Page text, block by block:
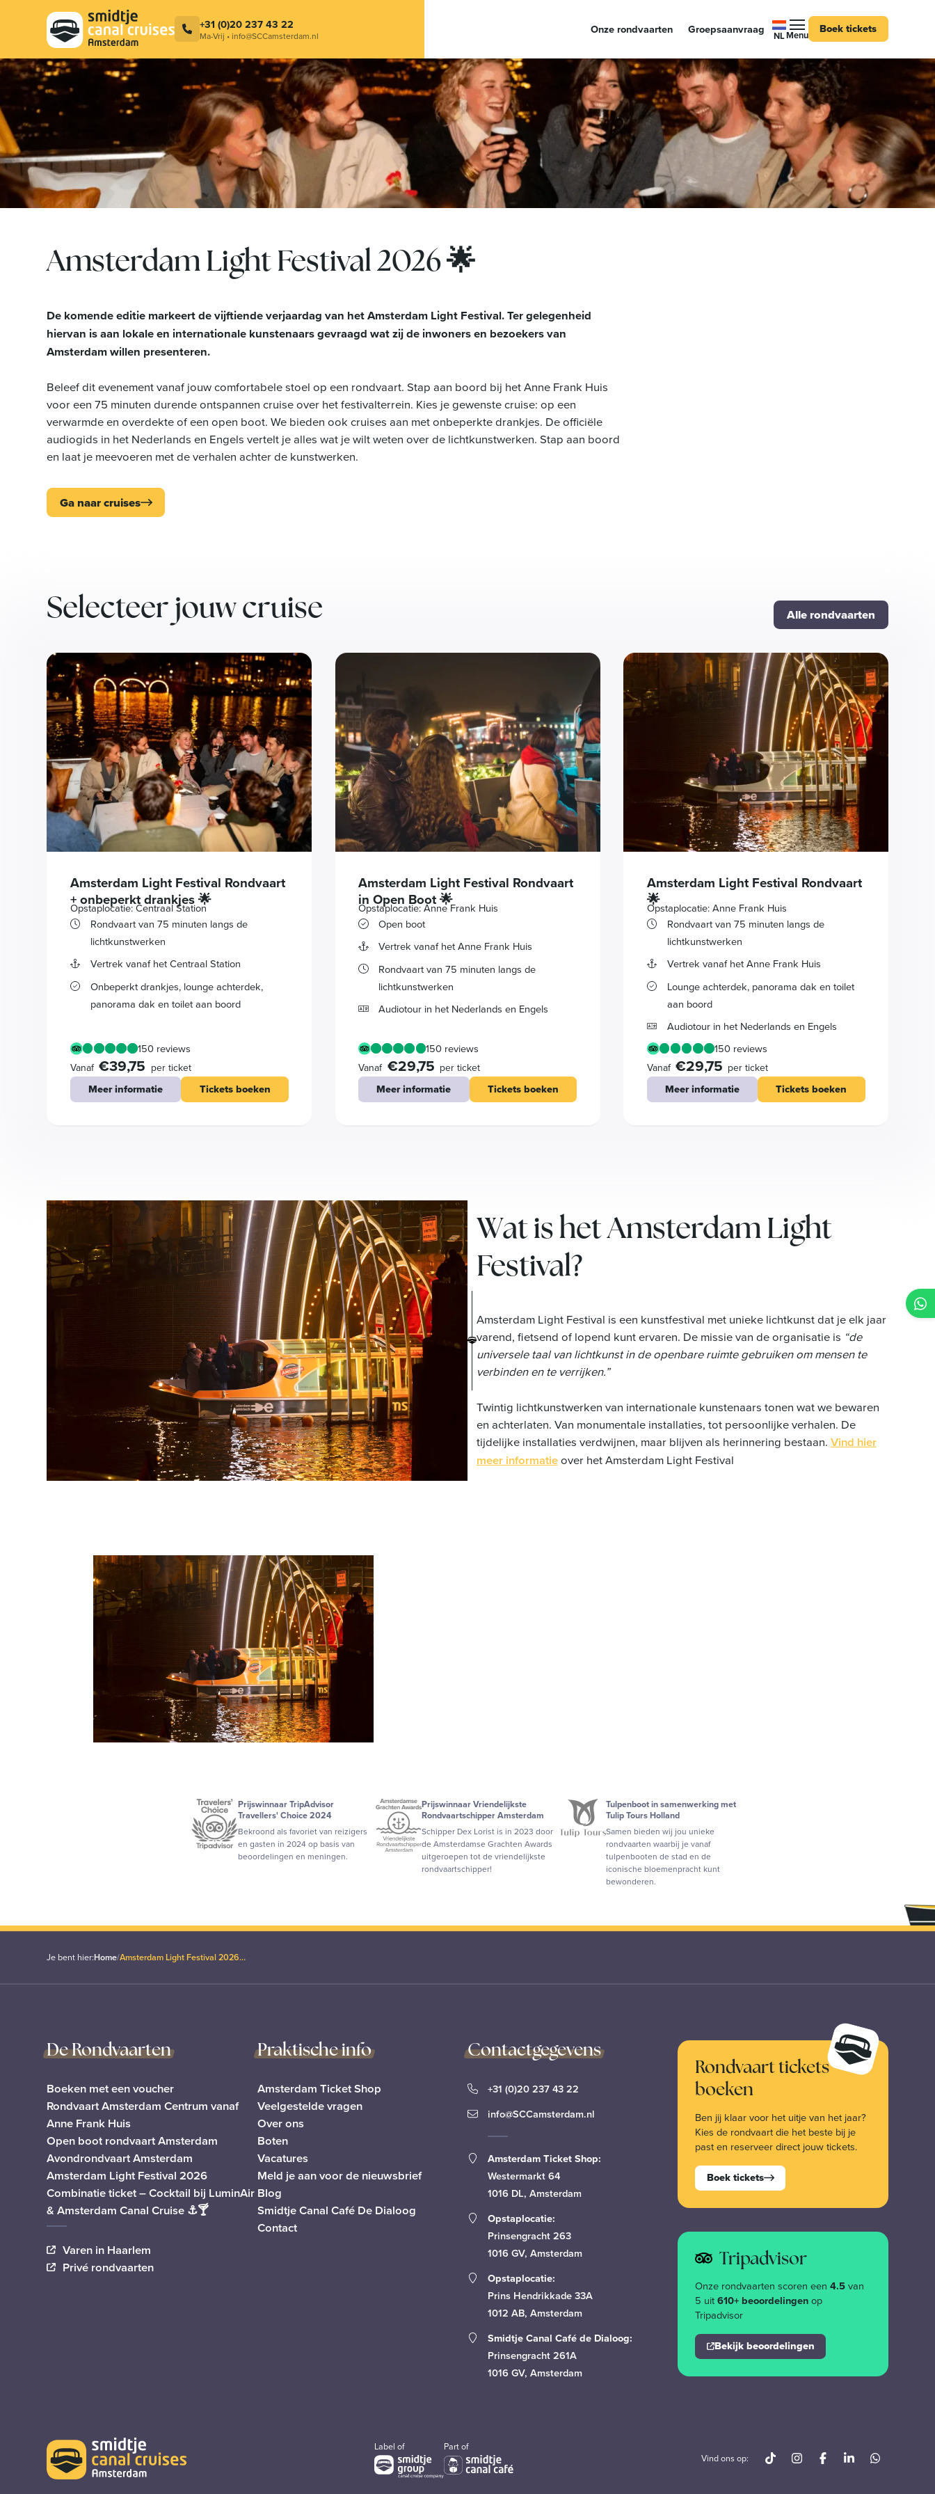
+31 (0)20 237 43 22
Ma-Vrij • info@SCCamsterdam.nl Onze rondvaarten Groepsaanvraag NLMenu Boek tickets
Amsterdam Light Festival 2026 🌟
De komende editie markeert de vijftiende verjaardag van het Amsterdam Light Festival. Ter gelegenheid
hiervan is aan lokale en internationale kunstenaars gevraagd wat zij de inwoners en bezoekers van
Amsterdam willen presenteren.
Beleef dit evenement vanaf jouw comfortabele stoel op een rondvaart. Stap aan boord bij het Anne Frank Huis
voor een 75 minuten durende ontspannen cruise over het festivalterrein. Kies je gewenste cruise: op een
verwarmde en overdekte of een open boot. We bieden ook cruises aan met onbeperkte drankjes. De officiële
audiogids in het Nederlands en Engels vertelt je alles wat je wilt weten over de lichtkunstwerken. Stap aan boord
en laat je meevoeren met de verhalen achter de kunstwerken.
Ga naar cruises
Selecteer jouw cruise Alle rondvaarten
Amsterdam Light Festival Rondvaart
+ onbeperkt drankjes 🌟
Opstaplocatie: Centraal Station
Rondvaart van 75 minuten langs de
lichtkunstwerken
Vertrek vanaf het Centraal Station
Onbeperkt drankjes, lounge achterdek,
panorama dak en toilet aan boord
150 reviews
Vanaf €39,75 per ticket
Meer informatie Tickets boeken
Amsterdam Light Festival Rondvaart
in Open Boot 🌟
Opstaplocatie: Anne Frank Huis
Open boot
Vertrek vanaf het Anne Frank Huis
Rondvaart van 75 minuten langs de
lichtkunstwerken
Audiotour in het Nederlands en Engels
150 reviews
Vanaf €29,75 per ticket
Meer informatie Tickets boeken
Amsterdam Light Festival Rondvaart
🌟
Opstaplocatie: Anne Frank Huis
Rondvaart van 75 minuten langs de
lichtkunstwerken
Vertrek vanaf het Anne Frank Huis
Lounge achterdek, panorama dak en toilet
aan boord
Audiotour in het Nederlands en Engels
150 reviews
Vanaf €29,75 per ticket
Meer informatie Tickets boeken
Wat is het Amsterdam Light
Festival?
Amsterdam Light Festival is een kunstfestival met unieke lichtkunst dat je elk jaar
varend, fietsend of lopend kunt ervaren. De missie van de organisatie is “de
universele taal van lichtkunst in de openbare ruimte gebruiken om mensen te
verbinden en te verrijken.”
Twintig lichtkunstwerken van internationale kunstenaars tonen wat we bewaren
en achterlaten. Van monumentale installaties, tot persoonlijke verhalen. De
tijdelijke installaties verdwijnen, maar blijven als herinnering bestaan. Vind hier
meer informatieover het Amsterdam Light Festival
Prijswinnaar TripAdvisor
Travellers' Choice 2024
Bekroond als favoriet van reizigers
en gasten in 2024 op basis van
beoordelingen en meningen.
Prijswinnaar Vriendelijkste
Rondvaartschipper Amsterdam
Schipper Dex Lorist is in 2023 door
de Amsterdamse Grachten Awards
uitgeroepen tot de vriendelijkste
rondvaartschipper!
Tulpenboot in samenwerking met
Tulip Tours Holland
Samen bieden wij jou unieke
rondvaarten waarbij je vanaf
tulpenbooten de stad en de
iconische bloemenpracht kunt
bewonderen.
Je bent hier:Home/Amsterdam Light Festival 2026…
De Rondvaarten
Boeken met een voucher
Rondvaart Amsterdam Centrum vanaf
Anne Frank Huis
Open boot rondvaart Amsterdam
Avondrondvaart Amsterdam
Amsterdam Light Festival 2026
Combinatie ticket – Cocktail bij LuminAir
& Amsterdam Canal Cruise ⚓🍸
Varen in Haarlem
Privé rondvaarten
Praktische info
Amsterdam Ticket Shop
Veelgestelde vragen
Over ons
Boten
Vacatures
Meld je aan voor de nieuwsbrief
Blog
Smidtje Canal Café De Dialoog
Contact
Contactgegevens
+31 (0)20 237 43 22
info@SCCamsterdam.nl
Amsterdam Ticket Shop:
Westermarkt 64
1016 DL, Amsterdam
Opstaplocatie:
Prinsengracht 263
1016 GV, Amsterdam
Opstaplocatie:
Prins Hendrikkade 33A
1012 AB, Amsterdam
Smidtje Canal Café de Dialoog:
Prinsengracht 261A
1016 GV, Amsterdam
Rondvaart tickets
boeken
Ben jij klaar voor het uitje van het jaar?
Kies de rondvaart die het beste bij je
past en reserveer direct jouw tickets.
Boek tickets
Tripadvisor
Onze rondvaarten scoren een4.5van
5 uit610+ beoordelingenop
Tripadvisor
Bekijk beoordelingen
Label of
Part of
Vind ons op: